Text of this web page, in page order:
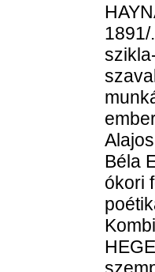
Béla
ókori